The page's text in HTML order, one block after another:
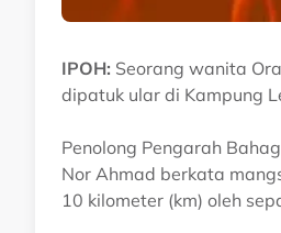
IPOH: Seorang wanita
dipatuk ular di Kampung
Penolong Pengarah
Nor Ahmad berkata
10 kilometer (km) oleh